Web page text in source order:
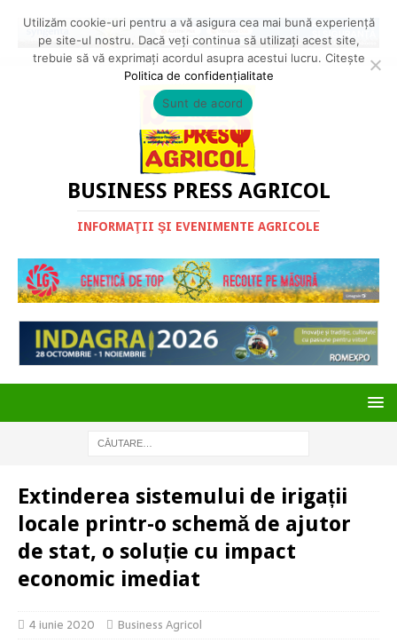
BUSINESS PRESS AGRICOL
INFORMAŢII ŞI EVENIMENTE AGRICOLE
Extinderea sistemului de irigații
locale printr-o schemă de ajutor
de stat, o soluție cu impact
economic imediat
4 iunie 2020 Business Agricol
Utilizăm cookie-uri pentru a vă asigura cea mai bună experiență
pe site-ul nostru. Dacă veți continua să utilizați acest site,
trebuie să vă exprimați acordul asupra acestui lucru. Citește
Politica de confidențialitate
Sunt de acord